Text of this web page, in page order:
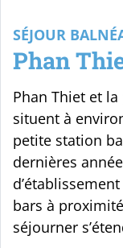
SÉJOUR
Phan
Phan Thiet et
situent à
petite station
dernières
bars à
séjourner